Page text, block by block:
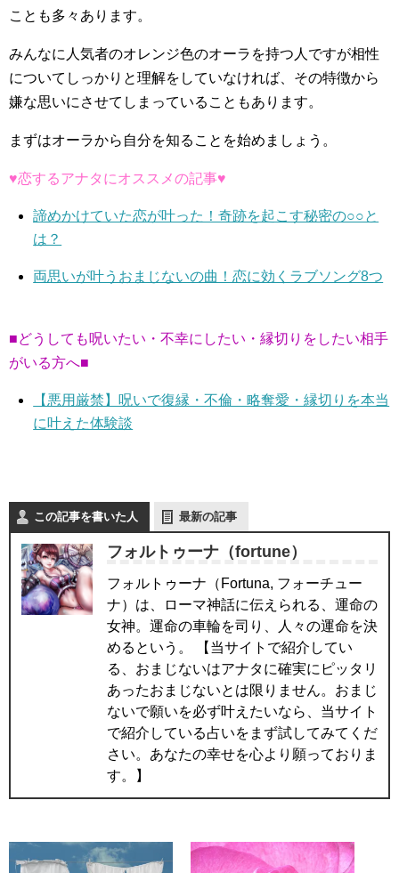
ことも多々あります。
みんなに人気者のオレンジ色のオーラを持つ人ですが相性
についてしっかりと理解をしていなければ、その特徴から
嫌な思いにさせてしまっていることもあります。
まずはオーラから自分を知ることを始めましょう。
♥恋するアナタにオススメの記事♥
諦めかけていた恋が叶った！奇跡を起こす秘密の○○と
は？
両思いが叶うおまじないの曲！恋に効くラブソング8つ
■どうしても呪いたい・不幸にしたい・縁切りをしたい相手
がいる方へ■
【悪用厳禁】呪いで復縁・不倫・略奪愛・縁切りを本当
に叶えた体験談
この記事を書いた人 最新の記事
フォルトゥーナ（fortune）
フォルトゥーナ（Fortuna, フォーチュー
ナ）は、ローマ神話に伝えられる、運命の
女神。運命の車輪を司り、人々の運命を決
めるという。 【当サイトで紹介してい
る、おまじないはアナタに確実にピッタリ
あったおまじないとは限りません。おまじ
ないで願いを必ず叶えたいなら、当サイト
で紹介している占いをまず試してみてくだ
さい。あなたの幸せを心より願っておりま
す。】